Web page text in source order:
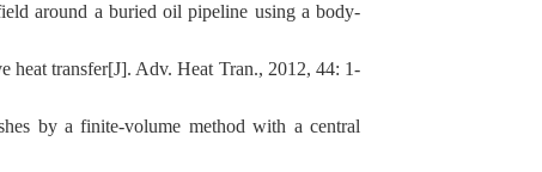
around a buried oil pipeline using a body-
heat transfer[J]. Adv. Heat Tran., 2012, 44: 1-
by a finite-volume method with a central